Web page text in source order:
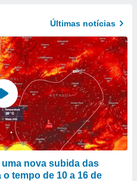
Últimas notícias
nova subida das
tempo de 10 a 16 de